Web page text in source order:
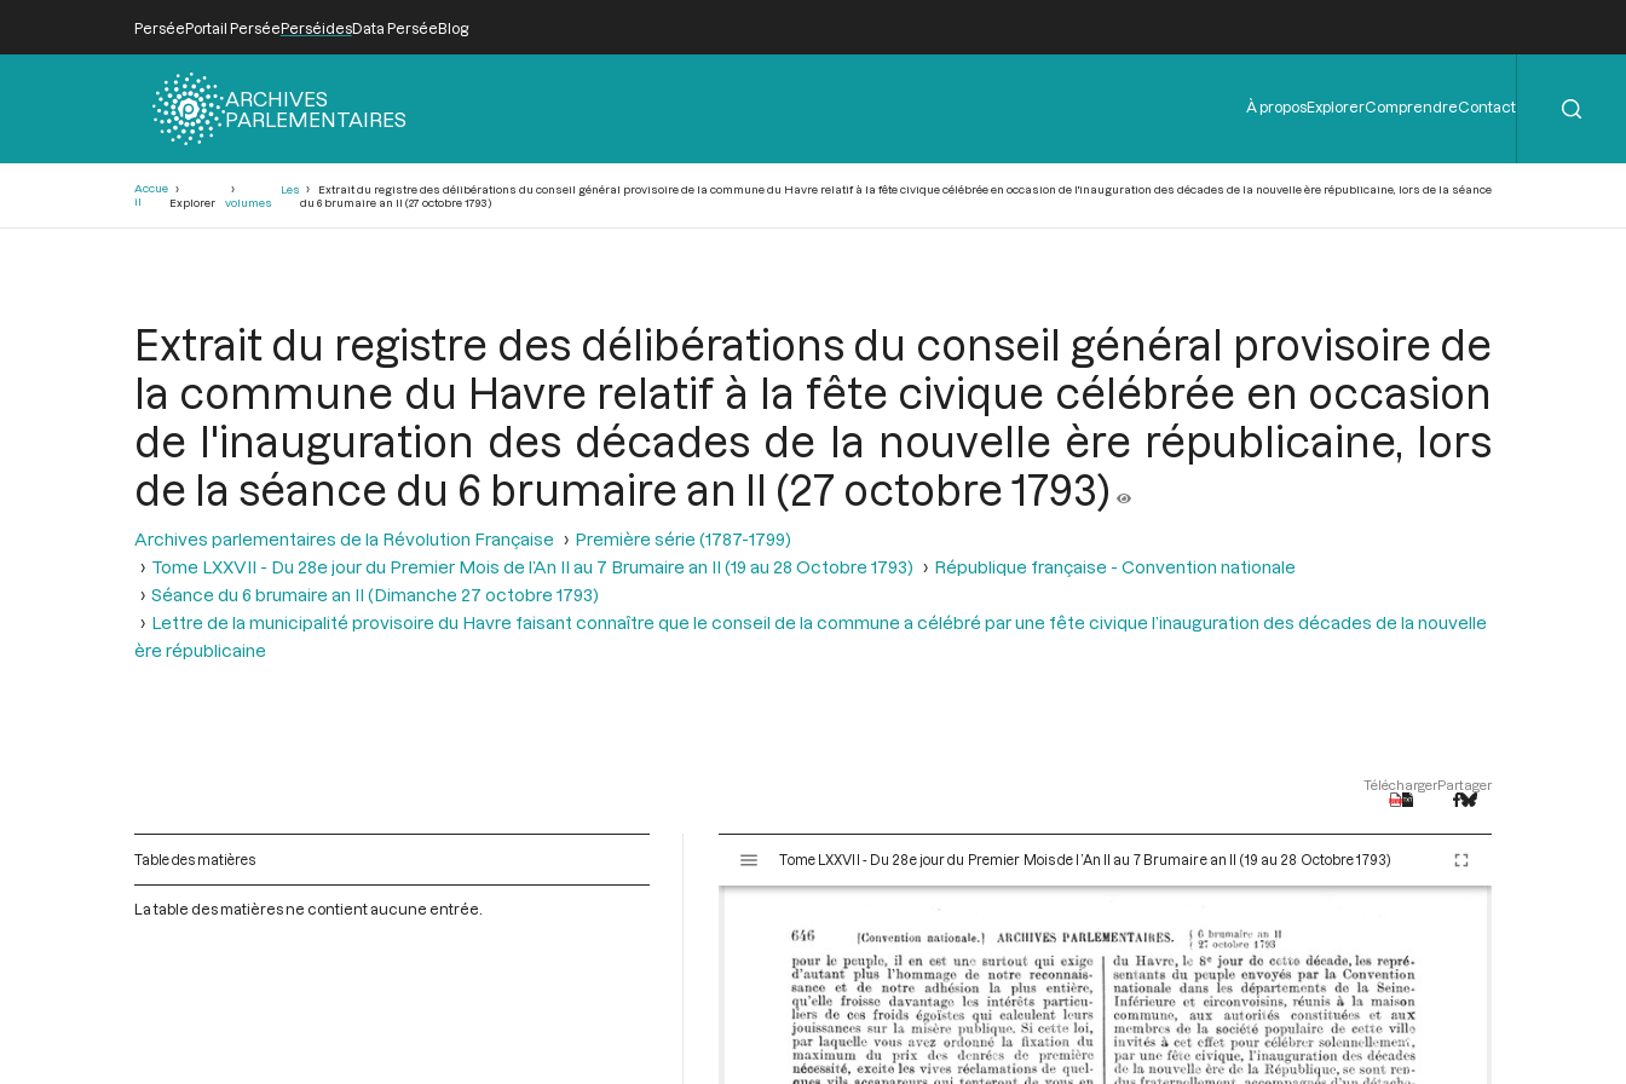
PerséePortail PerséePerséidesData PerséeBlog
ARCHIVES
PARLEMENTAIRES
Menu
de
À proposExplorerComprendreContact
Accue
il
Explorer
Les
volumes
Extrait du registre des délibérations du conseil général provisoire de la commune du Havre relatif à la fête civique célébrée en occasion de l'inauguration des décades de la nouvelle ère républicaine, lors de la séance
du 6 brumaire an II (27 octobre 1793)
Extrait du registre des délibérations du conseil général provisoire de
la commune du Havre relatif à la fête civique célébrée en occasion
de l'inauguration des décades de la nouvelle ère républicaine, lors
de la séance du 6 brumaire an II (27 octobre 1793)
Archives parlementaires de la Révolution Française
Première série (1787-1799)
Tome LXXVII - Du 28e jour du Premier Mois de l’An II au 7 Brumaire an II (19 au 28 Octobre 1793)
République française - Convention nationale
Séance du 6 brumaire an II (Dimanche 27 octobre 1793)
Lettre de la municipalité provisoire du Havre faisant connaître que le conseil de la commune a célébré par une fête civique l’inauguration des décades de la nouvelle
ère républicaine
TéléchargerPartager
Table des matières
La table des matières ne contient aucune entrée.
s
Tome LXXVII - Du 28e jour du Premier Mois de l’An II au 7 Brumaire an II (19 au 28 Octobre 1793)